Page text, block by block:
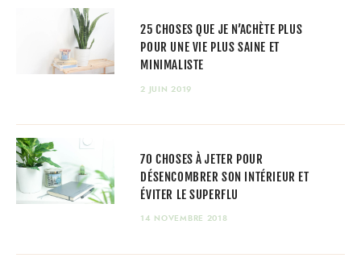
25 CHOSES QUE JE N’ACHÈTE PLUS
POUR UNE VIE PLUS SAINE ET
MINIMALISTE
2 JUIN 2019
70 CHOSES À JETER POUR
DÉSENCOMBRER SON INTÉRIEUR ET
ÉVITER LE SUPERFLU
14 NOVEMBRE 2018